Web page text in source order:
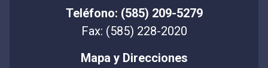
Teléfono: (585) 209-5279
Fax: (585) 228-2020
Mapa y Direcciones